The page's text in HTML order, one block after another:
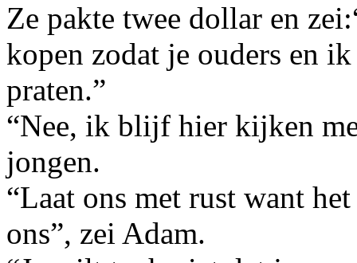
Ze pakte twee dollar en
kopen zodat je ouders en
praten.”
“Nee, ik blijf hier kijken
jongen.
“Laat ons met rust want
ons”, zei Adam.